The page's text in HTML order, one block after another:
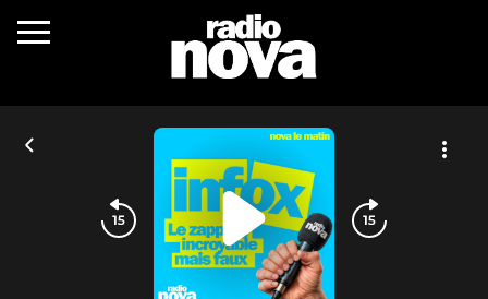
c’était quoi ?
podcasts
fréquences